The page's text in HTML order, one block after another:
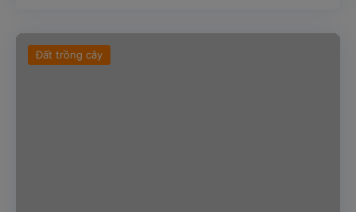
Đất trồng cây